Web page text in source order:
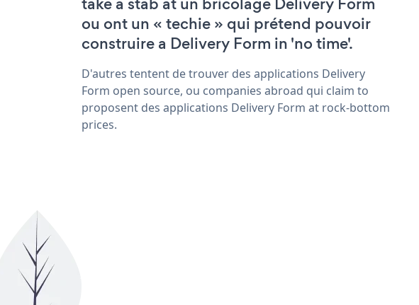
ou ont un « techie » qui prétend pouvoir
construire a Delivery Form in 'no time'.
D'autres tentent de trouver des applications Delivery
Form open source, ou companies abroad qui claim to
proposent des applications Delivery Form at rock-bottom
prices.